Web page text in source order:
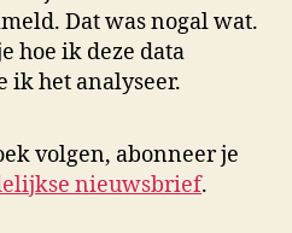
Dat was nogal wat.
hoe ik deze data
ik het analyseer.
volgen, abonneer je
nieuwsbrief.